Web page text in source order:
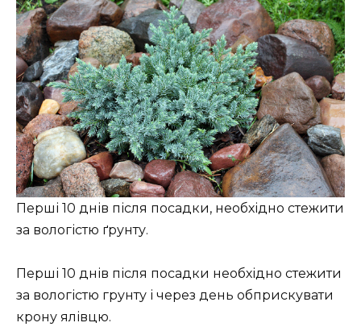
Перші 10 днів після посадки, необхідно стежити
за вологістю ґрунту.
Перші 10 днів після посадки необхідно стежити
за вологістю грунту і через день обприскувати
крону ялівцю.